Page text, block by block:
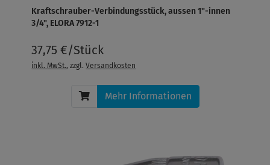
Kraftschrauber-Verbindungsstück, aussen 1"-innen
3/4", ELORA 7912-1
37,75 €/Stück
inkl. MwSt., zzgl.Versandkosten
Mehr Informationen